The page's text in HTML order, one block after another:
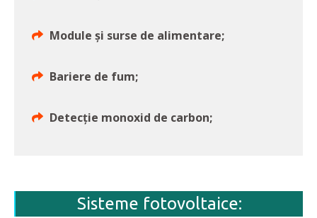
Module și surse de alimentare;
Bariere de fum;
Detecție monoxid de carbon;
Sisteme fotovoltaice: